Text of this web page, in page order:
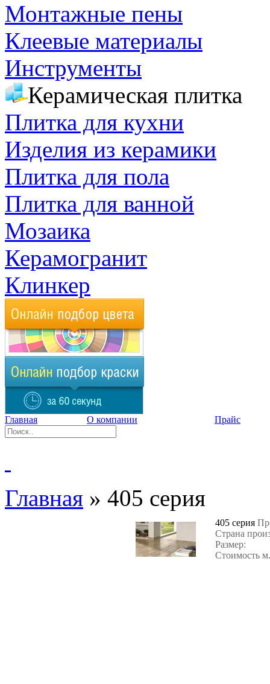
Монтажные пены
Клеевые материалы
Инструменты
Керамическая плитка
Плитка для кухни
Изделия из керамики
Плитка для пола
Плитка для ванной
Мозаика
Керамогранит
Клинкер
Главная О компании Прайс
Главная » 405 серия
405 серия
Страна
Размер:
Стоимость